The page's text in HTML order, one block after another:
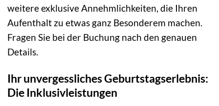
weitere exklusive Annehmlichkeiten, die Ihren
Aufenthalt zu etwas ganz Besonderem machen.
Fragen Sie bei der Buchung nach den genauen
Details.
Ihr unvergessliches Geburtstagserlebnis:
Die Inklusivleistungen